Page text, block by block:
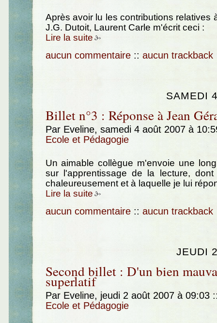
Après avoir lu les contributions relatives
J.G. Dutoit, Laurent Carle m'écrit ceci :
Lire la suite
aucun commentaire :: aucun trackback
SAMEDI
Billet n°3 : Réponse à Jean
Par Eveline, samedi 4 août 2007 à
Ecole et Pédagogie
Un aimable collègue m'envoie une
sur l'apprentissage de la lecture,
chaleureusement et à laquelle je lui
Lire la suite
aucun commentaire :: aucun trackback
JEUDI
Second billet : D'un bien
superlatif
Par Eveline, jeudi 2 août 2007 à 09:03
Ecole et Pédagogie